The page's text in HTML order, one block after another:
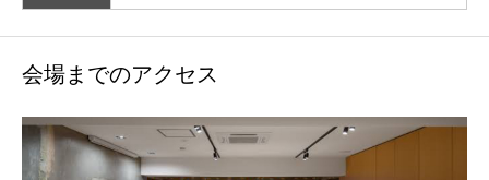
会場までのアクセス